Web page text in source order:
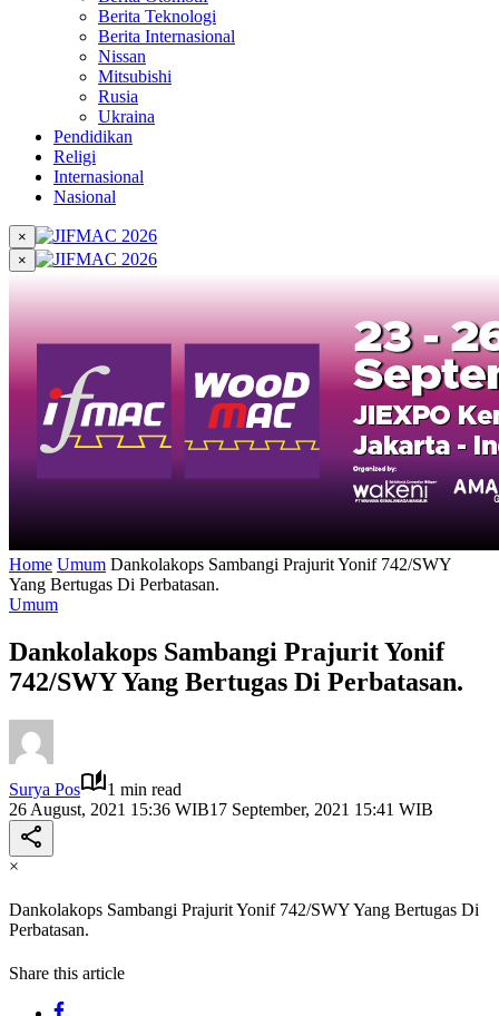
Berita Teknologi
Berita Internasional
Nissan
Mitsubishi
Rusia
Ukraina
Pendidikan
Religi
Internasional
Nasional
×
×
Home Umum Dankolakops Sambangi Prajurit Yonif 742/SWY
Yang Bertugas Di Perbatasan.
Umum
Dankolakops Sambangi Prajurit Yonif
742/SWY Yang Bertugas Di Perbatasan.
Surya Pos
1 min read
26 August, 2021 15:36 WIB17 September, 2021 15:41 WIB
×
Dankolakops Sambangi Prajurit Yonif 742/SWY Yang Bertugas Di
Perbatasan.
Share this article